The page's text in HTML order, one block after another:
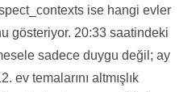
ise hangi evler
gösteriyor. 20:33 saatindeki
sadece duygu değil; ay
ev temalarını altmışlık